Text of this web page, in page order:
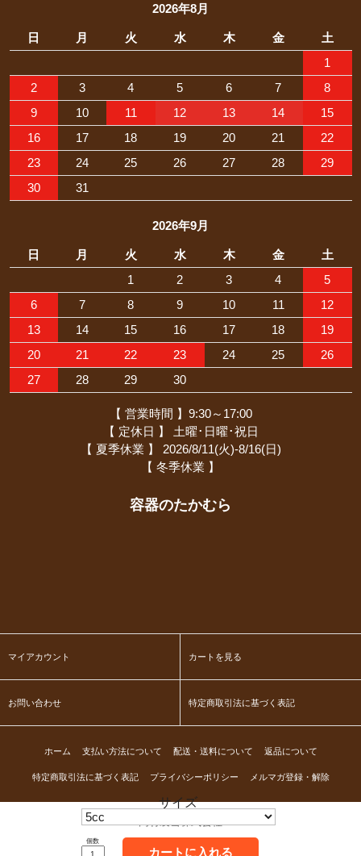
サイズ
個数
カートに入れる
2026年8月
日 月 火 水 木 金
土
1
2
3 4 5 6 7
8
9
10 11 12 13 14
15
16
17 18 19 20 21
22
23
24 25 26 27 28
29
30
31
2026年9月
日 月 火 水 木 金
土
1
2 3 4
5
6
7 8 9 10 11
12
13
14 15 16 17 18
19
20
21 22 23 24 25
26
27
28 29 30
【 営業時間 】9:30～17:00
【 定休日 】 土曜･日曜･祝日
【 夏季休業 】 2026/8/11(火)-8/16(日)
【 冬季休業 】
容器のたかむら
マイアカウント カートを見る
お問い合わせ 特定商取引法に基づく表記
ホーム 支払い方法について 配送・送料について 返品について
特定商取引法に基づく表記 プライバシーポリシー メルマガ登録・解除